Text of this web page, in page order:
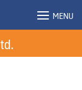
MENU